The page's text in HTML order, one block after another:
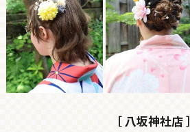
［ 八坂神社店 ］